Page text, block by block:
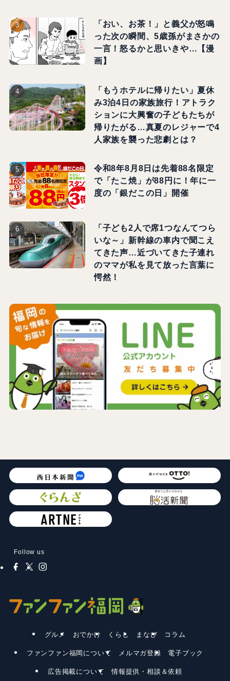
「おい、お茶！」と義父が怒鳴
った次の瞬間、5歳孫がまさかの
一言！怒るかと思いきや…【漫
画】
「もうホテルに帰りたい」夏休
み3泊4日の家族旅行！アトラク
ションに大興奮の子どもたちが
帰りたがる…真夏のレジャーで4
人家族を襲った悲劇とは？
令和8年8月8日は先着88名限定
で「たこ焼」が88円に！年に一
度の「銀だこの日」開催
「子ども2人で席1つなんてつら
いな～」新幹線の車内で聞こえ
てきた声…近づいてきた子連れ
のママが私を見て放った言葉に
愕然！
Follow us
グルメ おでかけ くらし まなび コラム
ファンファン福岡について メルマガ登録 電子ブック
広告掲載について 情報提供・相談＆依頼